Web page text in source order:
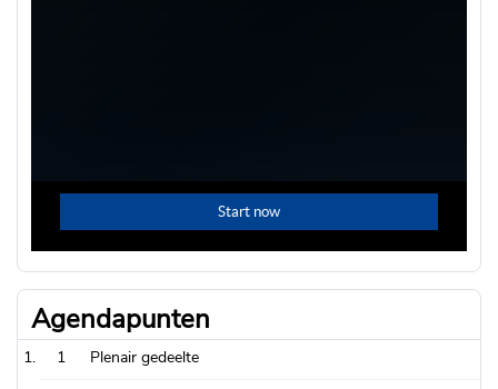
Agendapunten
1 Plenair gedeelte